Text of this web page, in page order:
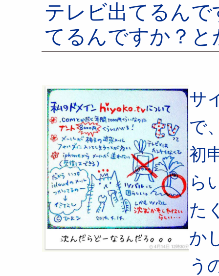
テレビ出てるん
てるんですか？
サ
で
初
ら
た
か
う